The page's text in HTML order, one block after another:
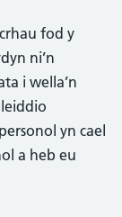
fod y
ni’n
i wella’n
yn cael
a heb eu